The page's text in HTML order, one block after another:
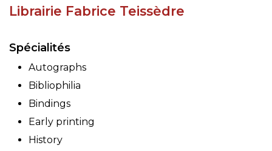
Librairie Fabrice Teissèdre
Spécialités
Autographs
Bibliophilia
Bindings
Early printing
History